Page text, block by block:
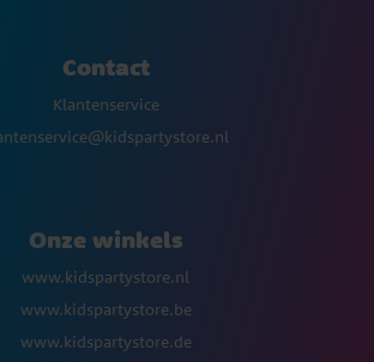
Contact
Klantenservice
Onze winkels
www.kidspartystore.nl
www.kidspartystore.be
www.kidspartystore.de